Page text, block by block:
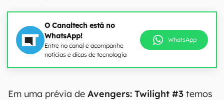
O Canaltech está no
WhatsApp!
Entre no canal e acompanhe
notícias e dicas de tecnologia
WhatsApp
Em uma prévia de Avengers: Twilight #3 temos